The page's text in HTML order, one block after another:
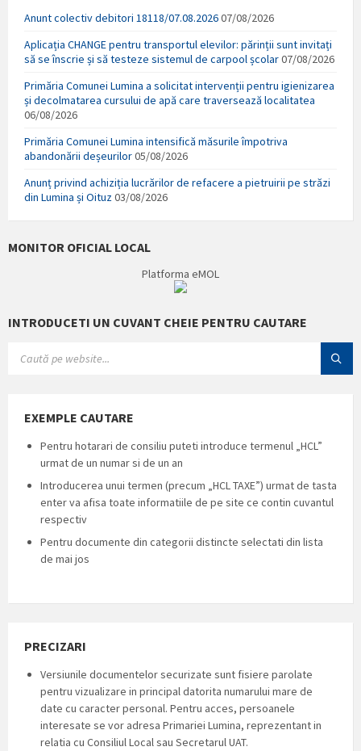
Anunt colectiv debitori 18118/07.08.202607/08/2026
Aplicația CHANGE pentru transportul elevilor: părinții sunt invitați
să se înscrie și să testeze sistemul de carpool școlar07/08/2026
Primăria Comunei Lumina a solicitat intervenții pentru igienizarea
și decolmatarea cursului de apă care traversează localitatea
06/08/2026
Primăria Comunei Lumina intensifică măsurile împotriva
abandonării deșeurilor05/08/2026
Anunț privind achiziția lucrărilor de refacere a pietruirii pe străzi
din Lumina și Oituz03/08/2026
MONITOR OFICIAL LOCAL
Platforma eMOL
INTRODUCETI UN CUVANT CHEIE PENTRU CAUTARE
EXEMPLE CAUTARE
Pentru hotarari de consiliu puteti introduce termenul „HCL”
urmat de un numar si de un an
Introducerea unui termen (precum „HCL TAXE”) urmat de tasta
enter va afisa toate informatiile de pe site ce contin cuvantul
respectiv
Pentru documente din categorii distincte selectati din lista
de mai jos
PRECIZARI
Versiunile documentelor securizate sunt fisiere parolate
pentru vizualizare in principal datorita numarului mare de
date cu caracter personal. Pentru acces, persoanele
interesate se vor adresa Primariei Lumina, reprezentant in
relatia cu Consiliul Local sau Secretarul UAT.